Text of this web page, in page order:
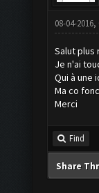
08-04-2016,
Salut plus
Je n'ai
Qui à une
Ma co
Merci
Find
Share